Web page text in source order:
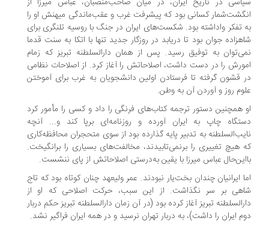
کسانی بود که پیشرفت غرب و عقب‌ماندگی میهنش او را
تفکر واداشته بود. شکست‌های ایران در جنگ با روسیه تلنگری برای
جوان بود تا دریابد در روزگار جدید تنها با اتکا به سنت قدما
به توفیق رسید. پس از همان دارالسلطنه تبریز که زمام
را در دست داشت، اصلاحاتش را آغاز کرد. از اصلاحات نظامی
قشون گرفته تا فرستادن اولین دانشجویان به غرب برای آموختن
روز و آوردن آن به وطن.
همچنین دستور ترجمه کتاب‌های فرنگی را داد و کسی را مأمور کرد
چاپ به ایران آورده و روزنامه‌ای برپا کند و... آنچه
به تدبیر پایه گذارده بود از سوی متحجران محافظه‌کاری
هیچ تغییری را برنمی‌تابیدند، مخالفت‌های بسیاری را برانگیخت.
عباس میرزا با یقین به‌درستی اصلاحاتش از پای ننشست.
ایرانیان چندان بخت‌یار نبودند. عمر ولیعهد چنان کوتاه بود که تاج
بر سر نگذاشت. از این سبب، حرکت اصلاحی که او از
تبریز آغاز کرده بود (در آن زمان دارالسلطنه تبریز حکم دربار
ایران را داشت)، به دربار تهران نرسید و در همه ایران فراگیر نشد.